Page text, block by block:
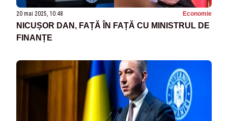
20 mai 2025, 10:48 Economie
NICUȘOR DAN, FAȚĂ ÎN FAȚĂ CU MINISTRUL DE
FINANȚE